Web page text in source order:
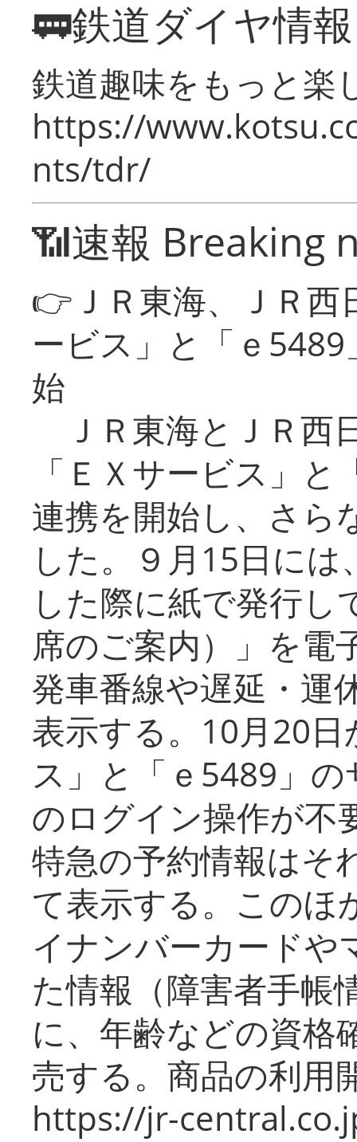
🚃鉄道ダイヤ情
鉄道趣味をもっと楽
https://
nts/tdr/
📶速報 Breaking
👉ＪＲ東海、ＪＲ
ービス」と「ｅ
始
ＪＲ東海とＪＲ西
「ＥＸサービス」
連携を開始し、さら
した。９月15日に
した際に紙で発行し
席のご案内）」を電
発車番線や遅延・運
表示する。10月20
ス」と「ｅ5489」
のログイン操作が不
特急の予約情報はそ
て表示する。このほ
イナンバーカードや
た情報（障害者手帳
に、年齢などの資格
売する。商品の利用
https://jr-